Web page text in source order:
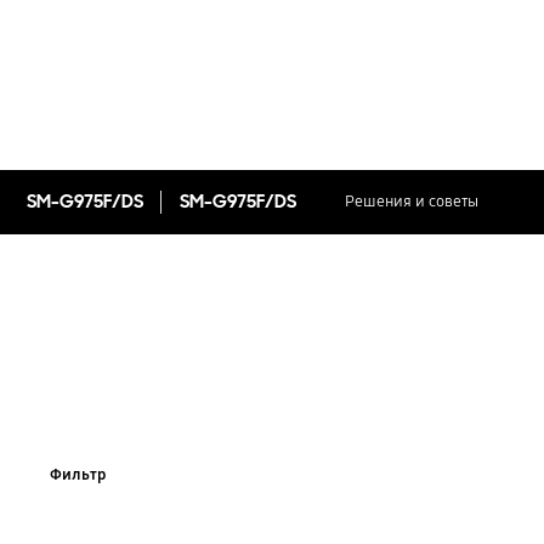
SM-G975F/DS SM-G975F/DS Решения и советы
Фильтр